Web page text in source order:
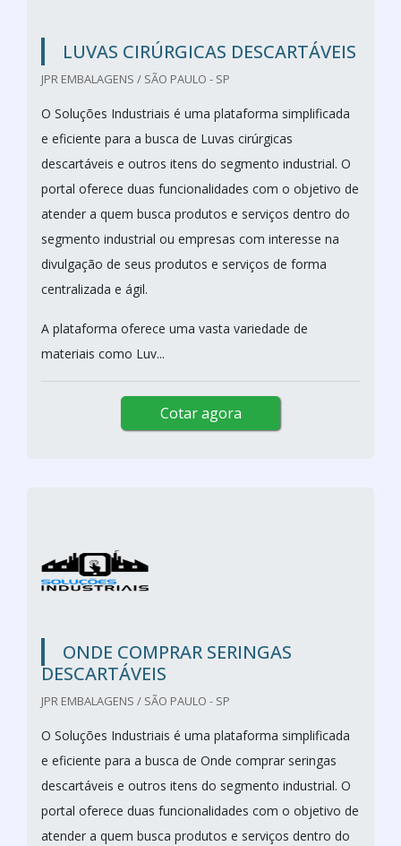
LUVAS CIRÚRGICAS DESCARTÁVEIS
JPR EMBALAGENS / SÃO PAULO - SP
O Soluções Industriais é uma plataforma simplificada
e eficiente para a busca de Luvas cirúrgicas
descartáveis e outros itens do segmento industrial. O
portal oferece duas funcionalidades com o objetivo de
atender a quem busca produtos e serviços dentro do
segmento industrial ou empresas com interesse na
divulgação de seus produtos e serviços de forma
centralizada e ágil.
A plataforma oferece uma vasta variedade de
materiais como Luv...
Cotar agora
ONDE COMPRAR SERINGAS
DESCARTÁVEIS
JPR EMBALAGENS / SÃO PAULO - SP
O Soluções Industriais é uma plataforma simplificada
e eficiente para a busca de Onde comprar seringas
descartáveis e outros itens do segmento industrial. O
portal oferece duas funcionalidades com o objetivo de
atender a quem busca produtos e serviços dentro do